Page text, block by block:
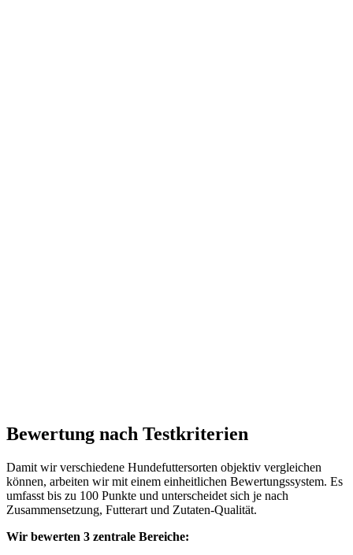
Bewertung nach Testkriterien
Damit wir verschiedene Hundefuttersorten objektiv vergleichen
können, arbeiten wir mit einem einheitlichen Bewertungssystem. Es
umfasst bis zu 100 Punkte und unterscheidet sich je nach
Zusammensetzung, Futterart und Zutaten-Qualität.
Wir bewerten 3 zentrale Bereiche: